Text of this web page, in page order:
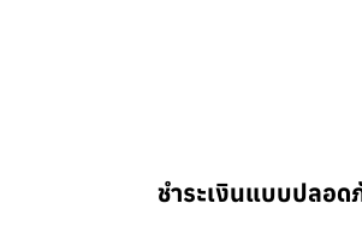
ชำระเงินแบบปลอด